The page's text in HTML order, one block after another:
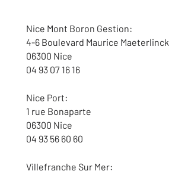
Nice Mont Boron Gestion:
4-6 Boulevard Maurice Maeterlinck
06300 Nice
04 93 07 16 16
Nice Port:
1 rue Bonaparte
06300 Nice
04 93 56 60 60
Villefranche Sur Mer: